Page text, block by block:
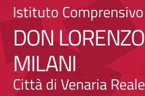
Istituto Comprensivo
DON LORENZO
MILANI
Città di Venaria Reale